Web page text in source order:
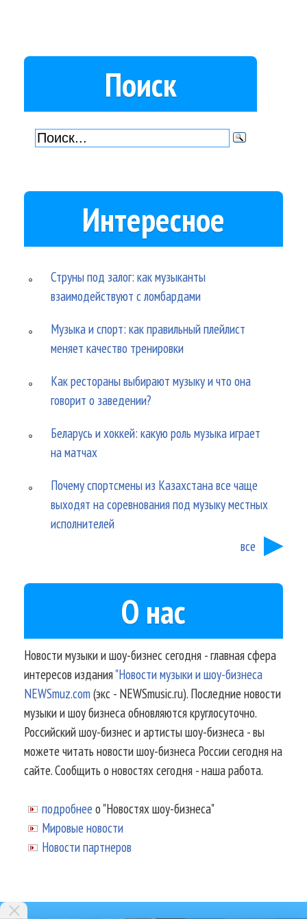
Поиск
Интересное
Струны под залог: как музыканты
взаимодействуют с ломбардами
Музыка и спорт: как правильный плейлист
меняет качество тренировки
Как рестораны выбирают музыку и что она
говорит о заведении?
Беларусь и хоккей: какую роль музыка играет
на матчах
Почему спортсмены из Казахстана все чаще
выходят на соревнования под музыку местных
исполнителей
все
О нас
Новости музыки и шоу-бизнес сегодня - главная сфера
интересов издания"Новости музыки и шоу-бизнеса
NEWSmuz.com(экс - NEWSmusic.ru). Последние новости
музыки и шоу бизнеса обновляются круглосуточно.
Российский шоу-бизнес и артисты шоу-бизнеса - вы
можете читать новости шоу-бизнеса России сегодня на
сайте. Сообщить о новостях сегодня - наша работа.
подробнее о "Новостях шоу-бизнеса"
Мировые новости
Новости партнеров